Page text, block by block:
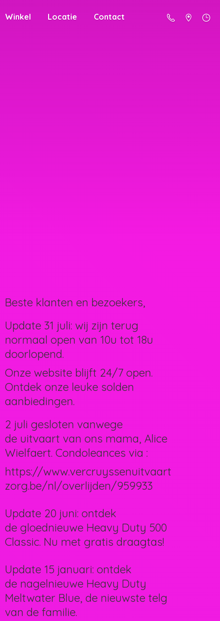
Winkel Locatie Contact
Beste klanten en bezoekers,
Update 31 juli: wij zijn terug
normaal open van 10u tot 18u
doorlopend.
Onze website blijft 24/7 open.
Ontdek onze leuke solden
aanbiedingen.
2 juli gesloten vanwege
de uitvaart van ons mama, Alice
Wielfaert. Condoleances via :
https://www.vercruyssenuitvaart
zorg.be/nl/overlijden/959933
Update 20 juni: ontdek
de gloednieuwe Heavy Duty 500
Classic. Nu met gratis draagtas!
Update 15 januari: ontdek
de nagelnieuwe Heavy Duty
Meltwater Blue, de nieuwste telg
van de familie.